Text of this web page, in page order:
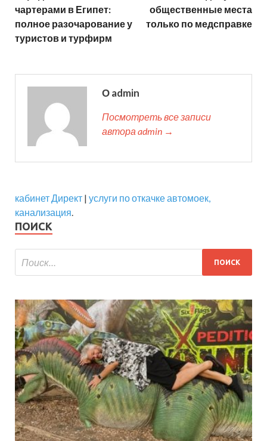
чартерами в Египет:
полное разочарование у
туристов и турфирм
общественные места
только по медсправке
О admin
Посмотреть все записи
автора admin →
кабинет Директ | услуги по откачке автомоек,
канализация.
ПОИСК